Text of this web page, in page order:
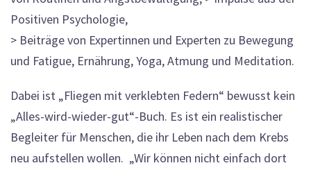
Positiven Psychologie,
> Beiträge von Expertinnen und Experten zu Bewegung
und Fatigue, Ernährung, Yoga, Atmung und Meditation.
Dabei ist „Fliegen mit verklebten Federn“ bewusst kein
„Alles-wird-wieder-gut“-Buch. Es ist ein realistischer
Begleiter für Menschen, die ihr Leben nach dem Krebs
neu aufstellen wollen. „Wir können nicht einfach dort